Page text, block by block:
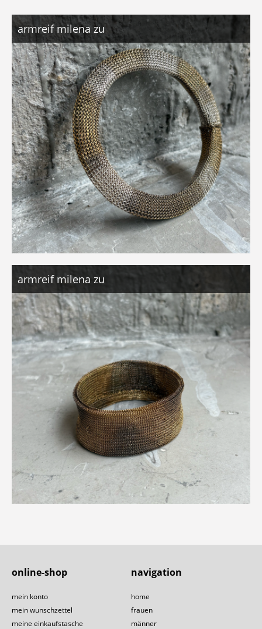
armreif milena zu
armreif milena zu
navigation
home
frauen
männer
online-shop
mein konto
mein wunschzettel
meine einkaufstasche